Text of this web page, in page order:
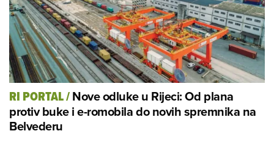
RI PORTAL/Nove odluke u Rijeci: Od plana
protiv buke i e-romobila do novih spremnika na
Belvederu